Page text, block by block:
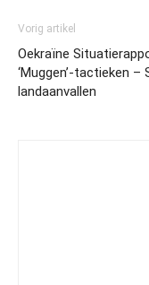
Vorig artikel
Oekraïne
‘Muggen’-tactieken –
landaanvallen